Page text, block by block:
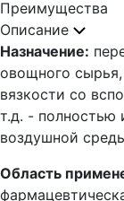
Преимущества
Описание
Назначение:
овощного
вязкости со
т.д. - полностью
воздушной
Область